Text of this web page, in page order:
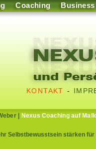
Coaching Business
KONTAKT -
| Nexus Coaching auf
Selbstbewusstsein stärken